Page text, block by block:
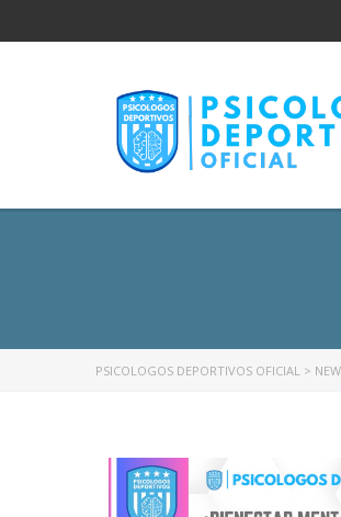
PSICOLOGOS DEPORTIVOS OFICIAL >